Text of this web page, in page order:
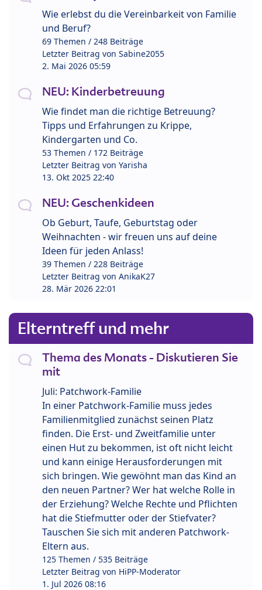
Wie erlebst du die Vereinbarkeit von Familie
und Beruf?
69 Themen / 248 Beiträge
Letzter Beitrag von Sabine2055
2. Mai 2026 05:59
NEU: Kinderbetreuung
Wie findet man die richtige Betreuung?
Tipps und Erfahrungen zu Krippe,
Kindergarten und Co.
53 Themen / 172 Beiträge
Letzter Beitrag von Yarisha
13. Okt 2025 22:40
NEU: Geschenkideen
Ob Geburt, Taufe, Geburtstag oder
Weihnachten - wir freuen uns auf deine
Ideen für jeden Anlass!
39 Themen / 228 Beiträge
Letzter Beitrag von AnikaK27
28. Mär 2026 22:01
Elterntreff und mehr
Thema des Monats - Diskutieren Sie
mit
Juli: Patchwork-Familie
In einer Patchwork-Familie muss jedes
Familienmitglied zunächst seinen Platz
finden. Die Erst- und Zweitfamilie unter
einen Hut zu bekommen, ist oft nicht leicht
und kann einige Herausforderungen mit
sich bringen. Wie gewöhnt man das Kind an
den neuen Partner? Wer hat welche Rolle in
der Erziehung? Welche Rechte und Pflichten
hat die Stiefmutter oder der Stiefvater?
Tauschen Sie sich mit anderen Patchwork-
Eltern aus.
125 Themen / 535 Beiträge
Letzter Beitrag von HiPP-Moderator
1. Jul 2026 08:16